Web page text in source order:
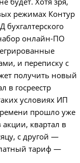
режимах Контур
бухгалтерского
онлайн-ПО
и переписку с
получить новый
в госреестр
условиях ИП
прошло уже
квартал в
с другой —
тариф —